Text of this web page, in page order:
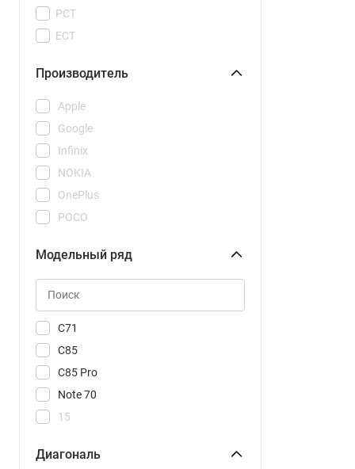
РСТ
ЕСТ
Производитель
Apple
Google
Infinix
NOKIA
OnePlus
POCO
Realme
Samsung
Vivo
Xiaomi
Модельный ряд
15
15R
C71
C85
C85 Pro
Note 70
Диагональ